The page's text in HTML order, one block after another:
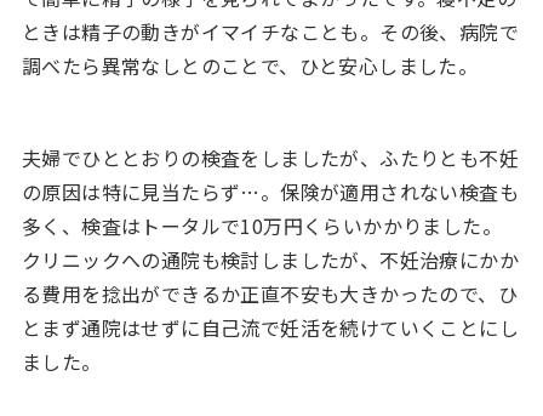
ときは精子の動きがイマイチなことも。その後、病院で
調べたら異常なしとのことで、ひと安心しました。
夫婦でひととおりの検査をしましたが、ふたりとも不妊
の原因は特に見当たらず…。保険が適用されない検査も
多く、検査はトータルで10万円くらいかかりました。
クリニックへの通院も検討しましたが、不妊治療にかか
る費用を捻出ができるか正直不安も大きかったので、ひ
とまず通院はせずに自己流で妊活を続けていくことにし
ました。